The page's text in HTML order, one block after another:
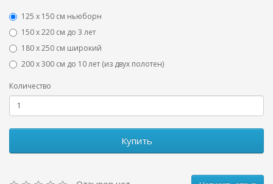
125 x 150 см ньюборн
150 х 220 см до 3 лет
180 х 250 см широкий
200 х 300 см до 10 лет (из двух полотен)
Количество
Купить